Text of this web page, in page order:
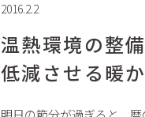
2016.2.2
温熱環境の整
低減させる暖